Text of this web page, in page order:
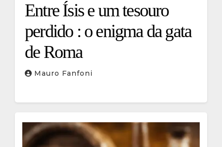
Entre Ísis e um tesouro
perdido : o enigma da gata
de Roma
Mauro Fanfoni